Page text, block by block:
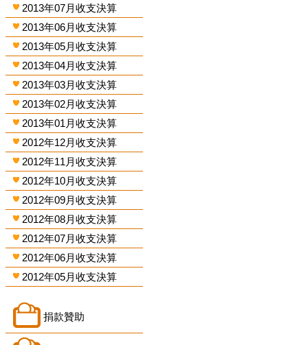
2013年07月收支決算
2013年06月收支決算
2013年05月收支決算
2013年04月收支決算
2013年03月收支決算
2013年02月收支決算
2013年01月收支決算
2012年12月收支決算
2012年11月收支決算
2012年10月收支決算
2012年09月收支決算
2012年08月收支決算
2012年07月收支決算
2012年06月收支決算
2012年05月收支決算
捐款贊助